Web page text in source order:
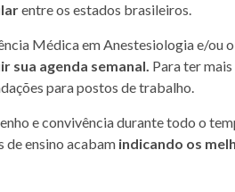
entre os estados brasileiros.
Médica em Anestesiologia e/ou
sua agenda semanal. Para ter
para postos de trabalho.
e convivência durante todo o
de ensino acabam indicando os